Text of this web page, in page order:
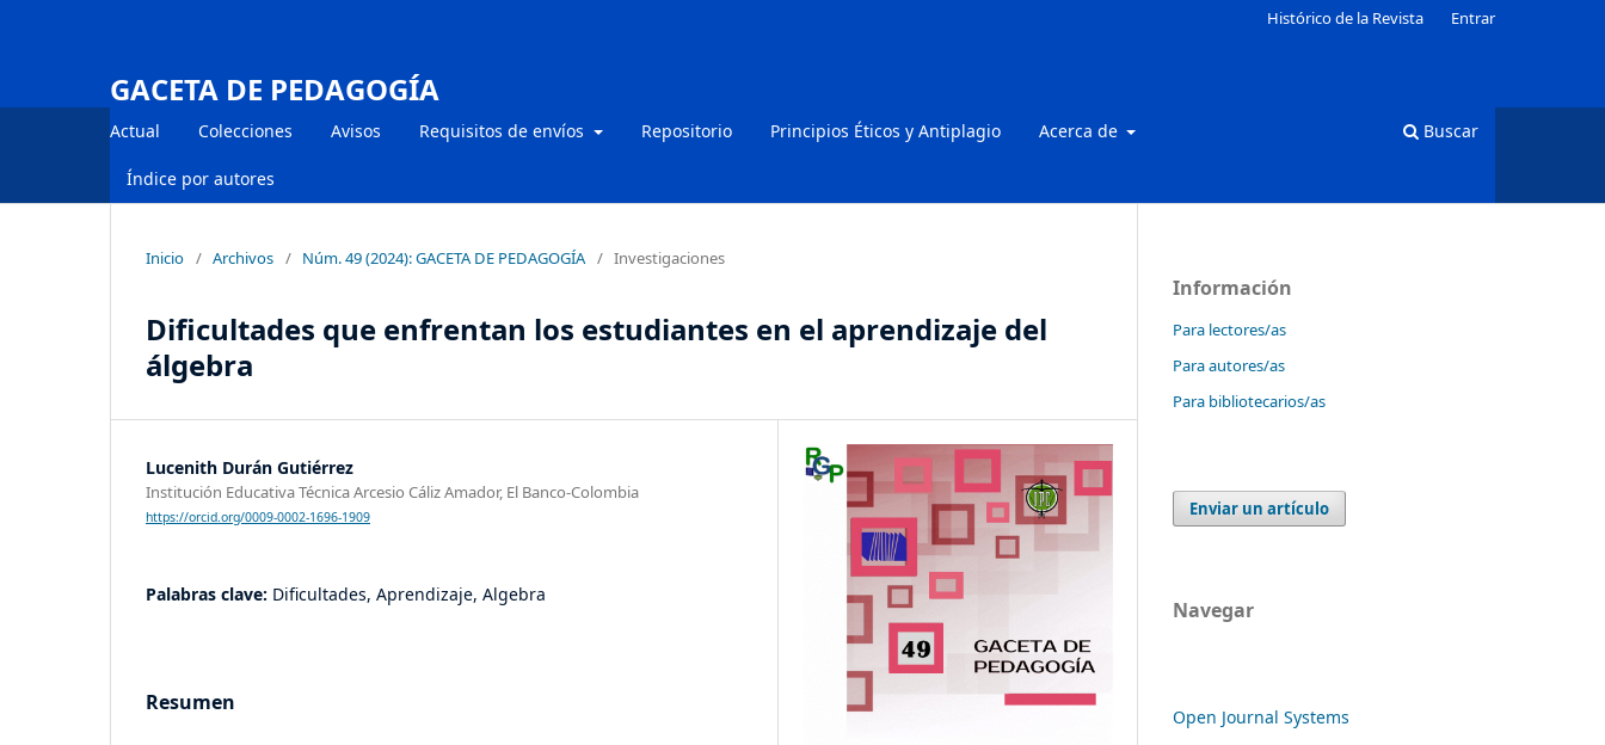
GACETA DE PEDAGOGÍA
Actual Colecciones Avisos Requisitos de envíos Repositorio Principios Éticos y Antiplagio Acerca de
Índice por autores
Buscar
Histórico de la Revista Entrar
Inicio / Archivos / Núm. 49 (2024): GACETA DE PEDAGOGÍA / Investigaciones
Dificultades que enfrentan los estudiantes en el aprendizaje del
álgebra
Lucenith Durán Gutiérrez
Institución Educativa Técnica Arcesio Cáliz Amador, El Banco-Colombia
https://orcid.org/0009-0002-1696-1909
Palabras clave: Dificultades, Aprendizaje, Algebra
Resumen
Información
Para lectores/as
Para autores/as
Para bibliotecarios/as
Enviar un artículo
Navegar
Open Journal Systems